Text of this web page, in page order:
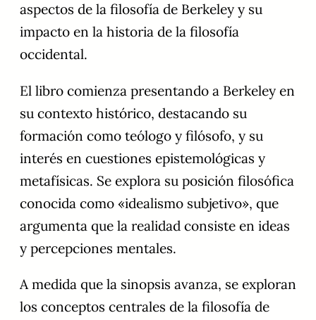
aspectos de la filosofía de Berkeley y su
impacto en la historia de la filosofía
occidental.
El libro comienza presentando a Berkeley en
su contexto histórico, destacando su
formación como teólogo y filósofo, y su
interés en cuestiones epistemológicas y
metafísicas. Se explora su posición filosófica
conocida como «idealismo subjetivo», que
argumenta que la realidad consiste en ideas
y percepciones mentales.
A medida que la sinopsis avanza, se exploran
los conceptos centrales de la filosofía de